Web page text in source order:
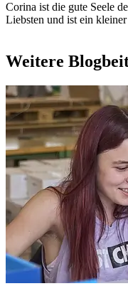
Corina ist die gute Seele
Liebsten und ist ein
Weitere